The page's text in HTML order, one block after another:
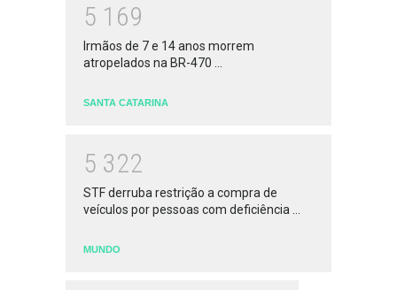
5 1 69
Irmãos de 7 e 14 anos morrem
atropelados na BR-470 ...
SANTA CATARINA
5 322
STF derruba restrição a compra de
veículos por pessoas com deficiência ...
MUNDO